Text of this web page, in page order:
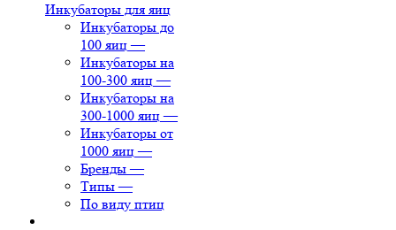
Инкубаторы для яиц
Инкубаторы до
100 яиц —
Инкубаторы на
100-300 яиц —
Инкубаторы на
300-1000 яиц —
Инкубаторы от
1000 яиц —
Бренды —
Типы —
По виду птиц